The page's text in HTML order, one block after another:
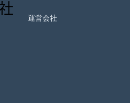
運営会社